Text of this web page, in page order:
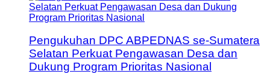
Pengukuhan DPC ABPEDNAS se-Sumatera
Selatan Perkuat Pengawasan Desa dan
Dukung Program Prioritas Nasional